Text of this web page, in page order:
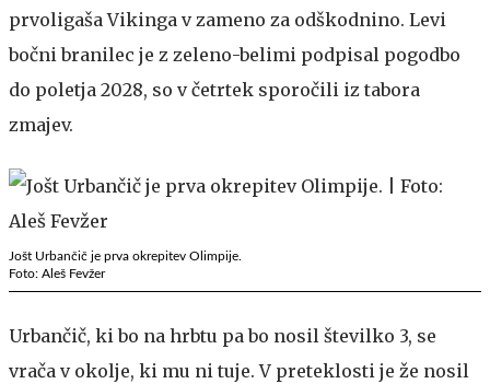
prvoligaša Vikinga v zameno za odškodnino. Levi
bočni branilec je z zeleno-belimi podpisal pogodbo
do poletja 2028, so v četrtek sporočili iz tabora
zmajev.
Jošt Urbančič je prva okrepitev Olimpije.
Foto: Aleš Fevžer
Urbančič, ki bo na hrbtu pa bo nosil številko 3, se
vrača v okolje, ki mu ni tuje. V preteklosti je že nosil